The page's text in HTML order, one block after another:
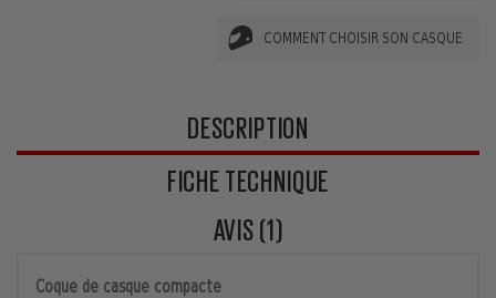
COMMENT CHOISIR SON CASQUE
DESCRIPTION
FICHE TECHNIQUE
AVIS (1)
Coque de casque compacte